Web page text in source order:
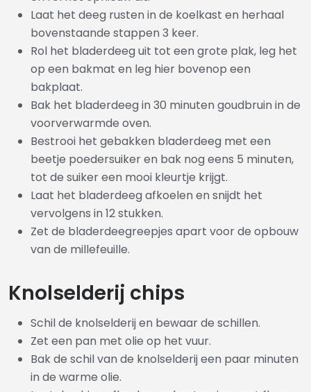
Laat het deeg rusten in de koelkast en herhaal
bovenstaande stappen 3 keer.
Rol het bladerdeeg uit tot een grote plak, leg het
op een bakmat en leg hier bovenop een
bakplaat.
Bak het bladerdeeg in 30 minuten goudbruin in de
voorverwarmde oven.
Bestrooi het gebakken bladerdeeg met een
beetje poedersuiker en bak nog eens 5 minuten,
tot de suiker een mooi kleurtje krijgt.
Laat het bladerdeeg afkoelen en snijdt het
vervolgens in 12 stukken.
Zet de bladerdeegreepjes apart voor de opbouw
van de millefeuille.
Knolselderij chips
Schil de knolselderij en bewaar de schillen.
Zet een pan met olie op het vuur.
Bak de schil van de knolselderij een paar minuten
in de warme olie.